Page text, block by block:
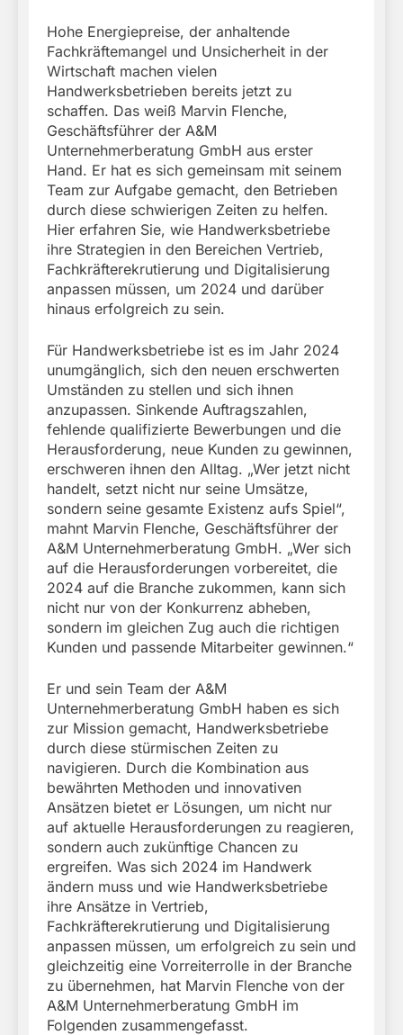
Hohe Energiepreise, der anhaltende
Fachkräftemangel und Unsicherheit in der
Wirtschaft machen vielen
Handwerksbetrieben bereits jetzt zu
schaffen. Das weiß Marvin Flenche,
Geschäftsführer der A&M
Unternehmerberatung GmbH aus erster
Hand. Er hat es sich gemeinsam mit seinem
Team zur Aufgabe gemacht, den Betrieben
durch diese schwierigen Zeiten zu helfen.
Hier erfahren Sie, wie Handwerksbetriebe
ihre Strategien in den Bereichen Vertrieb,
Fachkräfterekrutierung und Digitalisierung
anpassen müssen, um 2024 und darüber
hinaus erfolgreich zu sein.
Für Handwerksbetriebe ist es im Jahr 2024
unumgänglich, sich den neuen erschwerten
Umständen zu stellen und sich ihnen
anzupassen. Sinkende Auftragszahlen,
fehlende qualifizierte Bewerbungen und die
Herausforderung, neue Kunden zu gewinnen,
erschweren ihnen den Alltag. „Wer jetzt nicht
handelt, setzt nicht nur seine Umsätze,
sondern seine gesamte Existenz aufs Spiel“,
mahnt Marvin Flenche, Geschäftsführer der
A&M Unternehmerberatung GmbH. „Wer sich
auf die Herausforderungen vorbereitet, die
2024 auf die Branche zukommen, kann sich
nicht nur von der Konkurrenz abheben,
sondern im gleichen Zug auch die richtigen
Kunden und passende Mitarbeiter gewinnen.“
Er und sein Team der A&M
Unternehmerberatung GmbH haben es sich
zur Mission gemacht, Handwerksbetriebe
durch diese stürmischen Zeiten zu
navigieren. Durch die Kombination aus
bewährten Methoden und innovativen
Ansätzen bietet er Lösungen, um nicht nur
auf aktuelle Herausforderungen zu reagieren,
sondern auch zukünftige Chancen zu
ergreifen. Was sich 2024 im Handwerk
ändern muss und wie Handwerksbetriebe
ihre Ansätze in Vertrieb,
Fachkräfterekrutierung und Digitalisierung
anpassen müssen, um erfolgreich zu sein und
gleichzeitig eine Vorreiterrolle in der Branche
zu übernehmen, hat Marvin Flenche von der
A&M Unternehmerberatung GmbH im
Folgenden zusammengefasst.